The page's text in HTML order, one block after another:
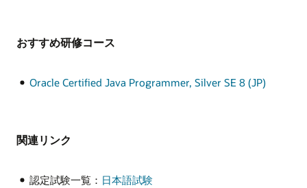
おすすめ研修コース
Oracle Certified Java Programmer, Silver SE 8 (JP)
関連リンク
認定試験一覧： 日本語試験